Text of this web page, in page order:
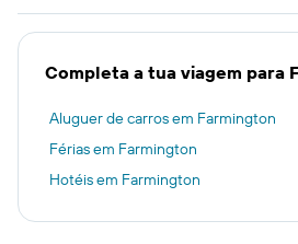
Completa a tua viagem para
Aluguer de carros em Farmington
Férias em Farmington
Hotéis em Farmington